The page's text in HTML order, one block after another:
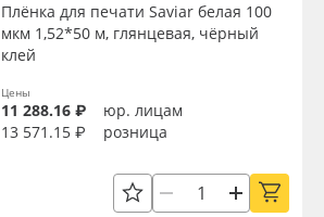
Плёнка для печати Saviar белая 100
мкм 1,52*50 м, глянцевая, чёрный
клей
Цены
11 288.16 ₽
юр. лицам
13 571.15 ₽
розница